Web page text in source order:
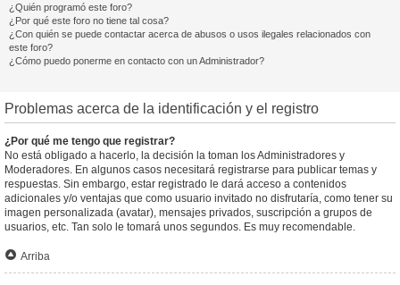
¿Quién programó este foro?
¿Por qué este foro no tiene tal cosa?
¿Con quién se puede contactar acerca de abusos o usos ilegales relacionados con
este foro?
¿Cómo puedo ponerme en contacto con un Administrador?
Problemas acerca de la identificación y el registro
¿Por qué me tengo que registrar?
No está obligado a hacerlo, la decisión la toman los Administradores y
Moderadores. En algunos casos necesitará registrarse para publicar temas y
respuestas. Sin embargo, estar registrado le dará acceso a contenidos
adicionales y/o ventajas que como usuario invitado no disfrutaría, como tener su
imagen personalizada (avatar), mensajes privados, suscripción a grupos de
usuarios, etc. Tan solo le tomará unos segundos. Es muy recomendable.
Arriba